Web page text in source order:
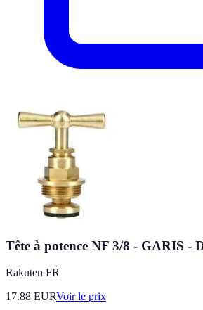
Tête à potence NF 3/8 - GARIS -
Rakuten FR
17.88 EURVoir le prix